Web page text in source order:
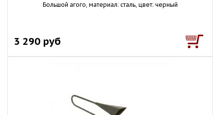
Большой агого, материал: сталь, цвет: черный
3 290 руб